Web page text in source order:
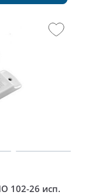
102-26 исп.